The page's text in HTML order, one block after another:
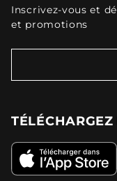
Inscrivez-vous et
et promotions